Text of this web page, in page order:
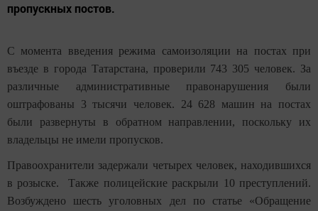
пропускных постов.
С момента введения режима самоизоляции на постах при
въезде в города Татарстана, проверили 743 305 человек. За
различные административные правонарушения были
оштрафованы 3 тысячи человек. 24 628 машин на постах
были развернуты в обратном направлении, поскольку их
владельцы не имели пропусков.
Правоохранители задержали четырех человек, находившихся
в розыске. Также полицейские раскрыли 10 преступлений.
Возбуждено шесть уголовных дел по статье «Обращение